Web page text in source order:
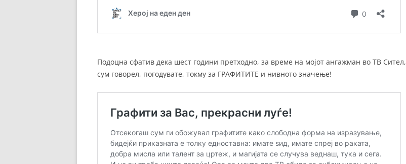
Подоцна сфатив дека шест години претходно, за време на мојот ангажман во ТВ Сител,
сум говорел, погодувате, токму за ГРАФИТИТЕ и нивното значење!